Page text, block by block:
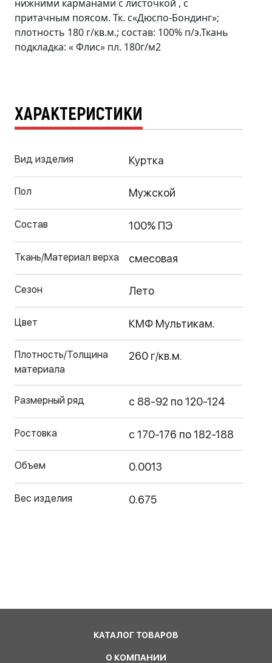
нижними карманами с листочкой , с
притачным поясом. Тк. с«Дюспо-Бондинг»;
плотность 180 г/кв.м.; состав: 100% п/э.Ткань
подкладка: « Флис» пл. 180г/м2
ХАРАКТЕРИСТИКИ
Вид изделия Куртка
Пол Мужской
Состав 100% ПЭ
Ткань/Материал верха смесовая
Сезон Лето
Цвет КМФ Мультикам.
Плотность/Толщина
материала
260 г/кв.м.
Размерный ряд с 88-92 по 120-124
Ростовка с 170-176 по 182-188
Объем 0.0013
Вес изделия 0.675
КАТАЛОГ ТОВАРОВ
О КОМПАНИИ